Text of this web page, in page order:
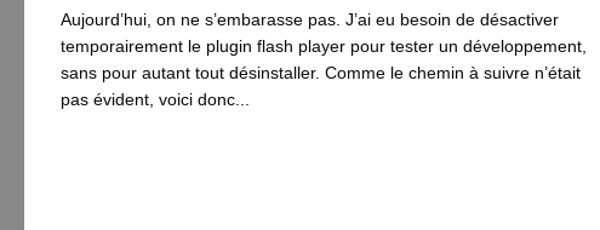
Aujourd’hui, on ne s’embarasse pas. J’ai eu besoin de désactiver
temporairement le plugin flash player pour tester un développement,
sans pour autant tout désinstaller. Comme le chemin à suivre n’était
pas évident, voici donc...